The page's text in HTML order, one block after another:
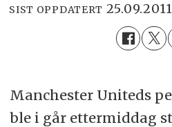
SIST OPPDATERT
Manchester Uniteds
ble i går ettermiddag